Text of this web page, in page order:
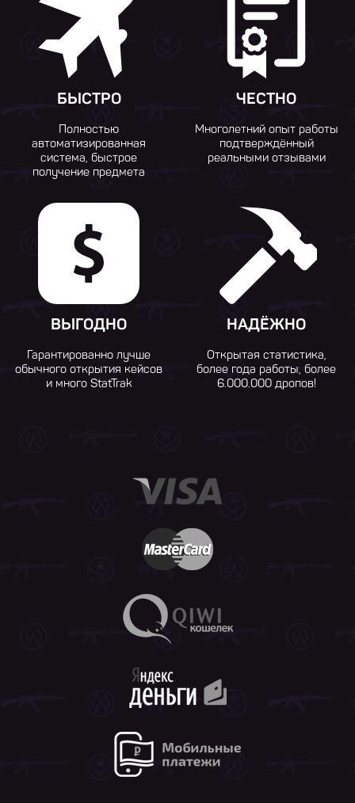
БЫСТРО
Полностью
автоматизированная
система, быстрое
получение предмета
ЧЕСТНО
Многолетний опыт работы
подтверждённый
реальными отзывами
ВЫГОДНО
Гарантированно лучше
обычного открытия кейсов
и много StatTrak
НАДЁЖНО
Открытая статистика,
более года работы, более
6.000.000 дропов!